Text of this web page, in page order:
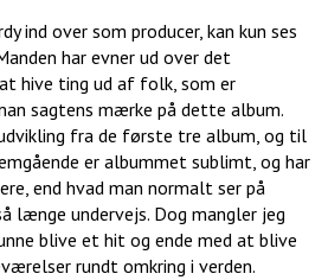
ind over som producer, kan kun ses
har evner ud over det
hive ting ud af folk, som er
sagtens mærke på dette album.
fra de første tre album, og til
er albummet sublimt, og har
end hvad man normalt ser på
længe undervejs. Dog mangler jeg
blive et hit og ende med at blive
rundt omkring i verden.